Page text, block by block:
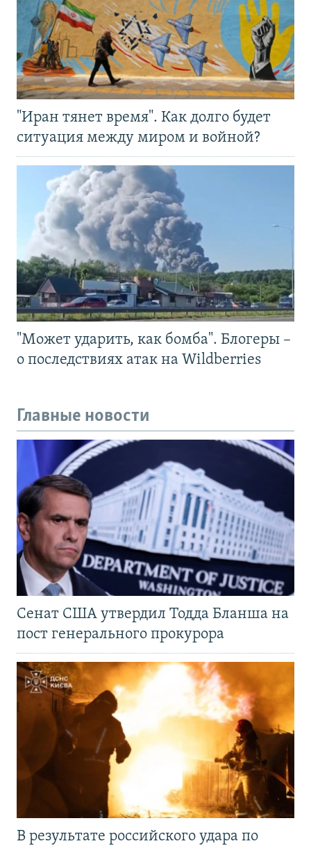
"Иран тянет время". Как долго будет
ситуация между миром и войной?
"Может ударить, как бомба". Блогеры –
о последствиях атак на Wildberries
Главные новости
Сенат США утвердил Тодда Бланша на
пост генерального прокурора
В результате российского удара по